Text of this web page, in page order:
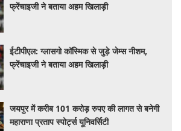
फ्रेंचाइजी ने बताया अहम खिलाड़ी
ईटीपीएल: ग्लासगो कॉस्मिक से जुड़े जेम्स नीशम,
फ्रेंचाइजी ने बताया अहम खिलाड़ी
जयपुर में करीब 101 करोड़ रुपए की लागत से बनेगी
महाराणा प्रताप स्पोर्ट्स यूनिवर्सिटी